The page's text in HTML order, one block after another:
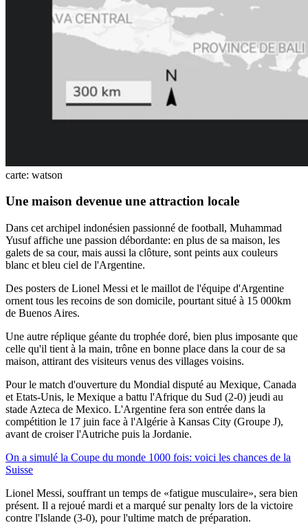
carte: watson
Une maison devenue une attraction locale
Dans cet archipel indonésien passionné de football, Muhammad
Yusuf affiche une passion débordante: en plus de sa maison, les
galets de sa cour, mais aussi la clôture, sont peints aux couleurs
blanc et bleu ciel de l'Argentine.
Des posters de Lionel Messi et le maillot de l'équipe d'Argentine
ornent tous les recoins de son domicile, pourtant situé à 15 000km
de Buenos Aires.
Une autre réplique géante du trophée doré, bien plus imposante que
celle qu'il tient à la main, trône en bonne place dans la cour de sa
maison, attirant des visiteurs venus des villages voisins.
Pour le match d'ouverture du Mondial disputé au Mexique, Canada
et Etats-Unis, le Mexique a battu l'Afrique du Sud (2-0) jeudi au
stade Azteca de Mexico. L'Argentine fera son entrée dans la
compétition le 17 juin face à l'Algérie à Kansas City (Groupe J),
avant de croiser l'Autriche puis la Jordanie.
On a simulé la Coupe du monde 1000 fois: voici les chances de la
Suisse
Lionel Messi, souffrant un temps de «fatigue musculaire», sera bien
présent. Il a rejoué mardi et a marqué sur penalty lors de la victoire
contre l'Islande (3-0), pour l'ultime match de préparation.